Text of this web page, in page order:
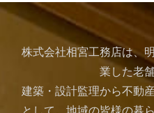
株式会社相宮工務店は、
業した老
建築・設計監理から不動
として、地域の皆様の暮